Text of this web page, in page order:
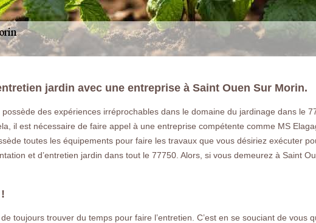
LA RÉFÉRENCE EN
Notre entreprise paysagiste pour l'entretien de
jardin avec une entreprise à Saint Ouen Sur Morin.
des expériences irréprochables dans le domaine du jardinage dans le
il est nécessaire de faire appel à une entreprise compétente comme MS
toutes les équipements pour faire les travaux que vous désiriez exécuter
et d’entretien jardin dans tout le 77750. Alors, si vous demeurez à Saint
toujours trouver du temps pour faire l’entretien. C’est en se souciant de vous